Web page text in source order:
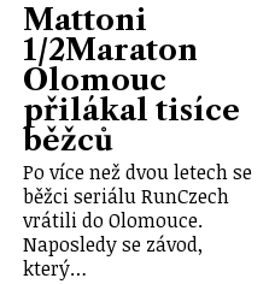
Mattoni
1/2Maraton
Olomouc
přilákal tisíce
běžců
Po více než dvou letech se
běžci seriálu RunCzech
vrátili do Olomouce.
Naposledy se závod,
který…